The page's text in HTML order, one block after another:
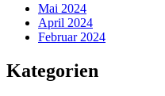
Mai 2024
April 2024
Februar 2024
Kategorien